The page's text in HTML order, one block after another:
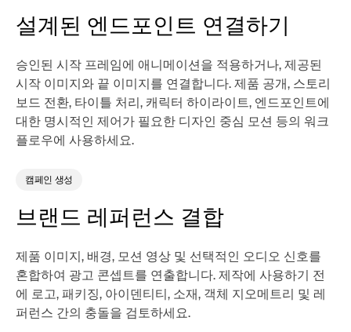
설계된 엔드포인트 연결하기
승인된 시작 프레임에 애니메이션을 적용하거나, 제공된
시작 이미지와 끝 이미지를 연결합니다. 제품 공개, 스토리
보드 전환, 타이틀 처리, 캐릭터 하이라이트, 엔드포인트에
대한 명시적인 제어가 필요한 디자인 중심 모션 등의 워크
플로우에 사용하세요.
캠페인 생성
브랜드 레퍼런스 결합
제품 이미지, 배경, 모션 영상 및 선택적인 오디오 신호를
혼합하여 광고 콘셉트를 연출합니다. 제작에 사용하기 전
에 로고, 패키징, 아이덴티티, 소재, 객체 지오메트리 및 레
퍼런스 간의 충돌을 검토하세요.